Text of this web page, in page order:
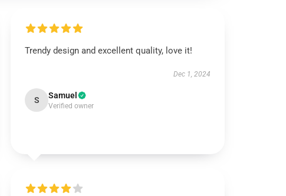
Trendy design and excellent quality, love it!
Dec 1, 2024
S Samuel
Verified owner